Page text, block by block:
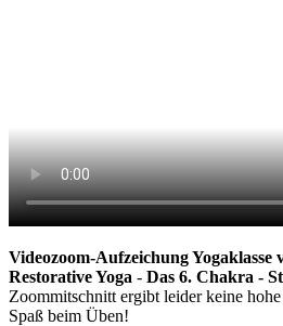
Videozoom-Aufzeichung Yogaklasse
Restorative Yoga - Das 6. Chakra -
Zoommitschnitt ergibt leider keine
Spaß beim Üben!